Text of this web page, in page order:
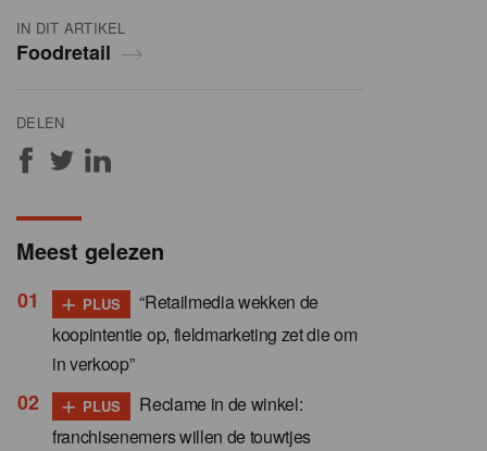
IN DIT ARTIKEL
Foodretail
DELEN
Meest gelezen
+ PLUS
“Retailmedia wekken de
koopintentie op, fieldmarketing zet die om
in verkoop”
+ PLUS
Reclame in de winkel:
franchisenemers willen de touwtjes